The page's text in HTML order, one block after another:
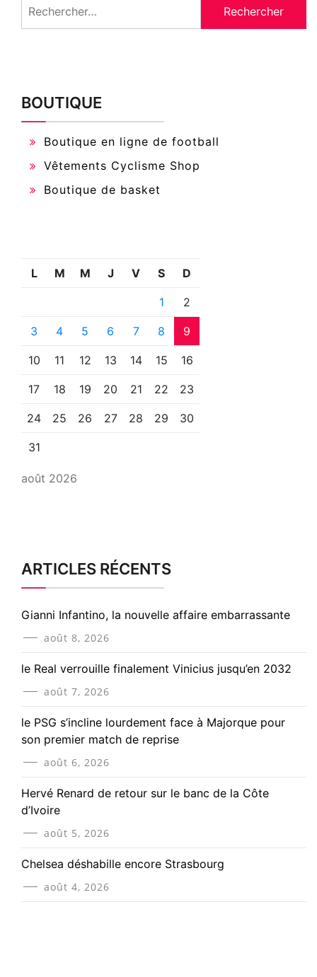
BOUTIQUE
Boutique en ligne de football
Vêtements Cyclisme Shop
Boutique de basket
août 2026
L M M J V S D
1 2
3 4 5 6 7 8 9
10 11 12 13 14 15 16
17 18 19 20 21 22 23
24 25 26 27 28 29 30
31
ARTICLES RÉCENTS
Gianni Infantino, la nouvelle affaire embarrassante
août 8, 2026
le Real verrouille finalement Vinicius jusqu’en 2032
août 7, 2026
le PSG s’incline lourdement face à Majorque pour
son premier match de reprise
août 6, 2026
Hervé Renard de retour sur le banc de la Côte
d’Ivoire
août 5, 2026
Chelsea déshabille encore Strasbourg
août 4, 2026